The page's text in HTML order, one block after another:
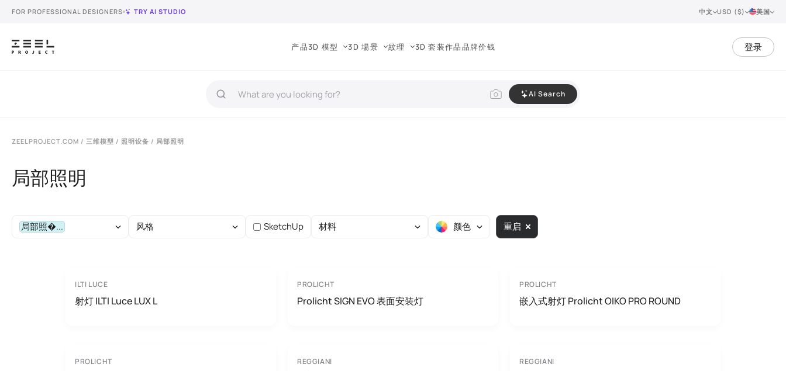
FOR PROFESSIONAL DESIGNERS TRY AI STUDIO 中文 USD ($) 美国
产品3D 模型 3D 場景 紋理 3D 套装作品品牌价钱 登录
AI Search
ZEELPROJECT.COM / 三维模型 / 照明设备 / 局部照明
局部照明
局部照�... 风格 SketchUp 材料 颜色 重启
ILTI LUCE
射灯 ILTI Luce LUX L
PROLICHT
Prolicht SIGN EVO 表面安装灯
PROLICHT
嵌入式射灯 Prolicht OIKO PRO ROUND
PROLICHT REGGIANI REGGIANI